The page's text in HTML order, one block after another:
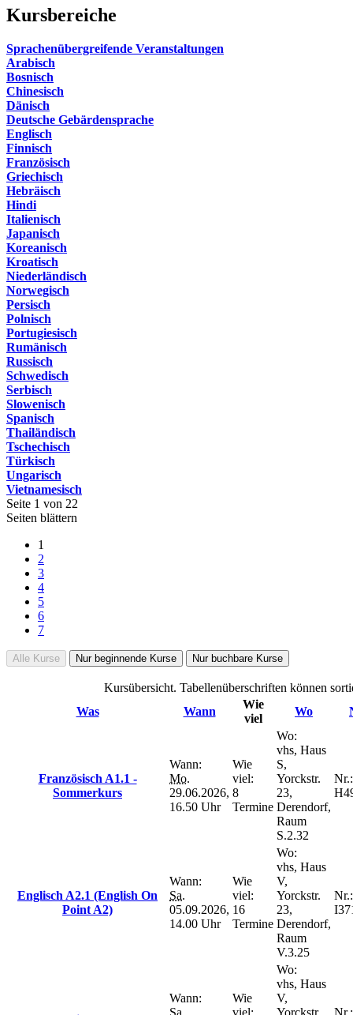
Kursbereiche
Sprachenübergreifende Veranstaltungen
Arabisch
Bosnisch
Chinesisch
Dänisch
Deutsche Gebärdensprache
Englisch
Finnisch
Französisch
Griechisch
Hebräisch
Hindi
Italienisch
Japanisch
Koreanisch
Kroatisch
Niederländisch
Norwegisch
Persisch
Polnisch
Portugiesisch
Rumänisch
Russisch
Schwedisch
Serbisch
Slowenisch
Spanisch
Thailändisch
Tschechisch
Türkisch
Ungarisch
Vietnamesisch
Seite 1 von 22
Seiten blättern
1
2
3
4
5
6
7
Alle Kurse Nur beginnende Kurse Nur buchbare Kurse
Kursübersicht. Tabellenüberschriften können
Was
Wann
Wie
viel
Wo
Französisch A1.1 -
Sommerkurs
Wann:
Mo.
29.06.2026,
16.50 Uhr
Wie
viel:
8
Termine
Wo:
vhs, Haus
S,
Yorckstr.
23,
Derendorf,
Raum
S.2.32
Nr.:
Englisch A2.1 (English On
Point A2)
Wann:
Sa.
05.09.2026,
14.00 Uhr
Wie
viel:
16
Termine
Wo:
vhs, Haus
V,
Yorckstr.
23,
Derendorf,
Raum
V.3.25
Nr.:
Wann:
Sa.
Wie
viel:
Wo:
vhs, Haus
V,
Yorckstr.
Nr.: